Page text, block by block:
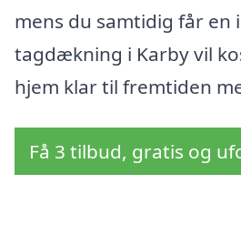
mens du samtidig får en
tagdækning i Karby vil
hjem klar til fremtiden
Få 3 tilbud, gratis og